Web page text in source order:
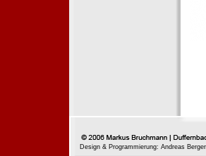
Design & Programmierung: Andreas Berger